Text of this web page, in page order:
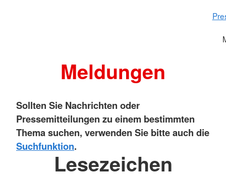
Meldungen
Sollten Sie Nachrichten oder
Pressemitteilungen zu einem bestimmten
Thema suchen, verwenden Sie bitte auch die
Suchfunktion.
Lesezeichen